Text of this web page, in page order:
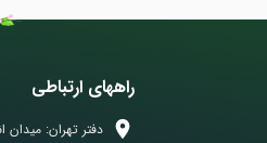
راههای ارتباطی
دفتر تهران: میدان